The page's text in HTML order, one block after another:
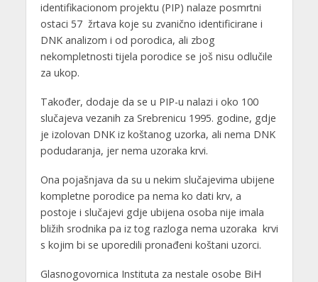
identifikacionom projektu (PIP) nalaze posmrtni
ostaci 57 žrtava koje su zvanično identificirane i
DNK analizom i od porodica, ali zbog
nekompletnosti tijela porodice se još nisu odlučile
za ukop.
Također, dodaje da se u PIP-u nalazi i oko 100
slučajeva vezanih za Srebrenicu 1995. godine, gdje
je izolovan DNK iz koštanog uzorka, ali nema DNK
podudaranja, jer nema uzoraka krvi.
Ona pojašnjava da su u nekim slučajevima ubijene
kompletne porodice pa nema ko dati krv, a
postoje i slučajevi gdje ubijena osoba nije imala
bližih srodnika pa iz tog razloga nema uzoraka krvi
s kojim bi se uporedili pronađeni koštani uzorci.
Glasnogovornica Instituta za nestale osobe BiH